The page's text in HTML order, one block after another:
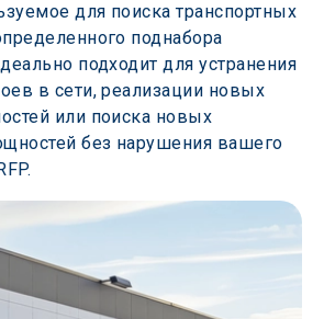
для поиска транспортных
поднабора
подходит для устранения
в сети, реализации новых
или поиска новых
без нарушения вашего